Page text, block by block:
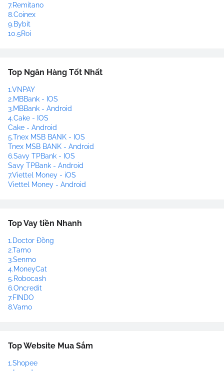
7.Remitano
8.Coinex
9.Bybit
10.5Roi
Top Ngân Hàng Tốt Nhất
1.VNPAY
2.MBBank - IOS
3.MBBank - Android
4.Cake - IOS
Cake - Android
5.Tnex MSB BANK - IOS
Tnex MSB BANK - Android
6.Savy TPBank - IOS
Savy TPBank - Android
7.Viettel Money - iOS
Viettel Money - Android
Top Vay tiền Nhanh
1.Doctor Đồng
2.Tamo
3.Senmo
4.MoneyCat
5.Robocash
6.Oncredit
7.FINDO
8.Vamo
Top Website Mua Sắm
1.Shopee